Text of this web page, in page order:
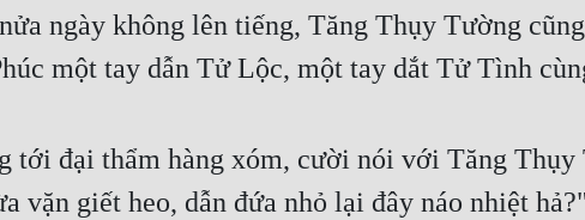
ngày không lên tiếng, Tăng Thụy Tường
một tay dẫn Tử Lộc, một tay dắt Tử Tình
tới đại thẩm hàng xóm, cười nói với Tăng
vặn giết heo, dẫn đứa nhỏ lại đây náo nhiệt